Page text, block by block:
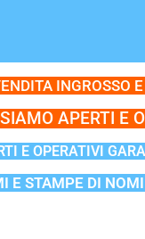
INGROSSO
SIAMO APERTI E
E OPERATIVI
E STAMPE DI